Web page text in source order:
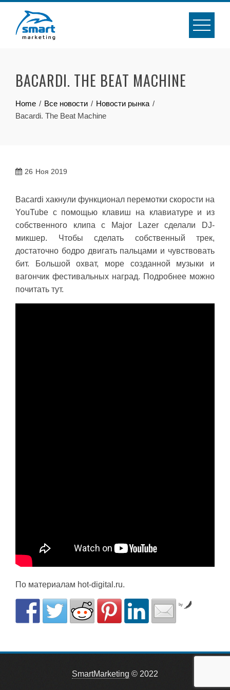
content
BACARDI. THE BEAT MACHINE
Home Все новости
Новости рынка
Bacardi. The Beat Machine
26 Ноя 2019
Bacardi хакнули функционал перемотки скорости на
YouTube с помощью клавиш на клавиатуре и из
собственного клипа с Major Lazer сделали DJ-
микшер. Чтобы сделать собственный трек,
достаточно бодро двигать пальцами и чувствовать
бит. Большой охват, море созданной музыки и
вагончик фестивальных наград. Подробнее можно
почитать тут.
По материалам hot-digital.ru.
by
SmartMarketing © 2022